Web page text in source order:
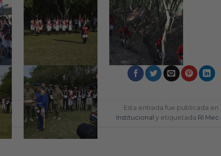
Esta entrada fue publicada en
Institucional y etiquetada RI Mec